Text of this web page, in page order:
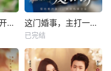
离婚后我带女儿开启新人生 这门婚事，主打一个反向饲养
已完结